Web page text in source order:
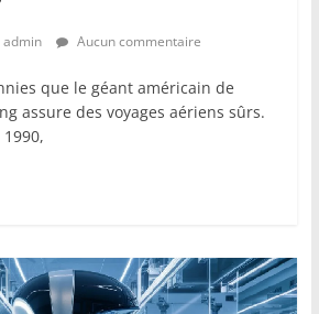
admin Aucun commentaire
que le géant américain de
assure des voyages aériens sûrs.